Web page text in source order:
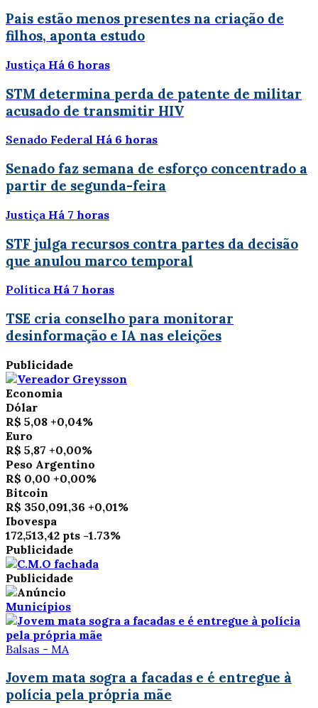
Pais estão menos presentes na criação de
filhos, aponta estudo
Justiça Há 6 horas
STM determina perda de patente de militar
acusado de transmitir HIV
Senado Federal Há 6 horas
Senado faz semana de esforço concentrado a
partir de segunda-feira
Justiça Há 7 horas
STF julga recursos contra partes da decisão
que anulou marco temporal
Política Há 7 horas
TSE cria conselho para monitorar
desinformação e IA nas eleições
Publicidade
Economia
Dólar
R$ 5,08 +0,04%
Euro
R$ 5,87 +0,00%
Peso Argentino
R$ 0,00 +0,00%
Bitcoin
R$ 350,091,36 +0,01%
Ibovespa
172,513,42 pts -1.73%
Publicidade
Publicidade
Municípios
Balsas - MA
Jovem mata sogra a facadas e é entregue à
polícia pela própria mãe